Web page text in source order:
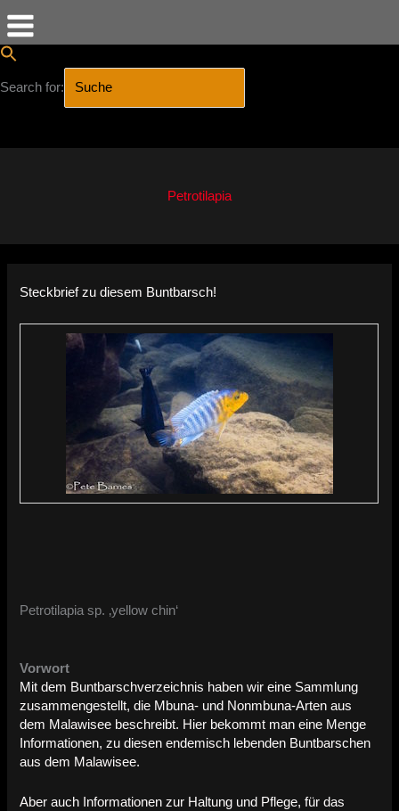
Search for:
Petrotilapia
Steckbrief zu diesem Buntbarsch!
Petrotilapia sp. ‚yellow chin‘
Vorwort
Mit dem Buntbarschverzeichnis haben wir eine Sammlung
zusammengestellt, die Mbuna- und Nonmbuna-Arten aus
dem Malawisee beschreibt. Hier bekommt man eine Menge
Informationen, zu diesen endemisch lebenden Buntbarschen
aus dem Malawisee.
Aber auch Informationen zur Haltung und Pflege, für das